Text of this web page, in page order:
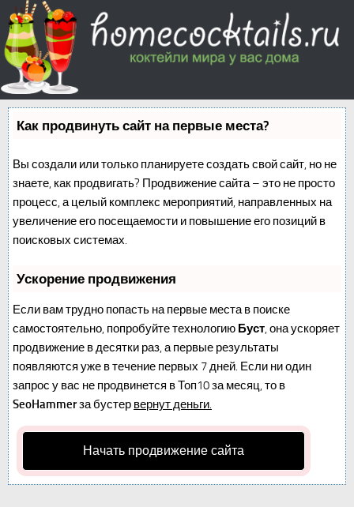
Как продвинуть сайт на первые места?
Вы создали или только планируете создать свой сайт, но не
знаете, как продвигать? Продвижение сайта – это не просто
процесс, а целый комплекс мероприятий, направленных на
увеличение его посещаемости и повышение его позиций в
поисковых системах.
Ускорение продвижения
Если вам трудно попасть на первые места в поиске
самостоятельно, попробуйте технологию Буст, она ускоряет
продвижение в десятки раз, а первые результаты
появляются уже в течение первых 7 дней. Если ни один
запрос у вас не продвинется в Топ10 за месяц, то в
SeoHammerза бустер вернут деньги.
Начать продвижение сайта